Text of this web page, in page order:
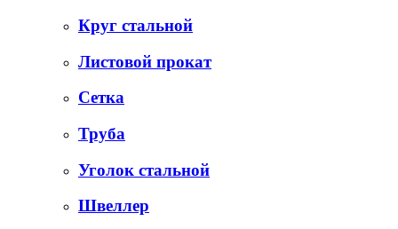
Круг стальной
Листовой прокат
Сетка
Труба
Уголок стальной
Швеллер